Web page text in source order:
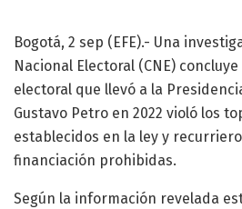
Bogotá, 2 sep (EFE).- Una
Nacional Electoral (CNE)
electoral que llevó a la
Gustavo Petro en 2022 violó los
establecidos en la ley y
financiación prohibidas.
Según la información revelada